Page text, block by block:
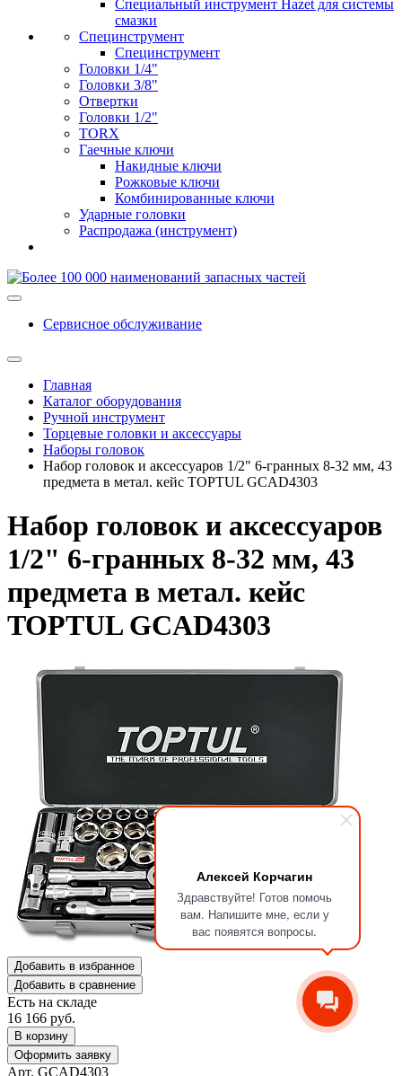
Алексей Корчагин
Здравствуйте! Готов помочь
вам. Напишите мне, если у
вас появятся вопросы.
Специальный инструмент Hazet для системы
смазки
Специнструмент
Специнструмент
Головки 1/4"
Головки 3/8"
Отвертки
Головки 1/2"
TORX
Гаечные ключи
Накидные ключи
Рожковые ключи
Комбинированные ключи
Ударные головки
Распродажа (инструмент)
Сервисное обслуживание
Главная
Каталог оборудования
Ручной инструмент
Торцевые головки и аксессуары
Наборы головок
Набор головок и аксессуаров 1/2" 6-гранных 8-32 мм, 43
предмета в метал. кейс TOPTUL GCAD4303
Набор головок и аксессуаров
1/2" 6-гранных 8-32 мм, 43
предмета в метал. кейс
TOPTUL GCAD4303
Добавить в избранное
Добавить в сравнение
Есть на складе
16 166 руб.
В корзину
Оформить заявку
Арт. GCAD4303